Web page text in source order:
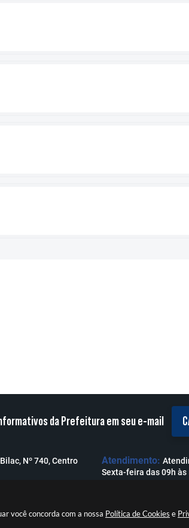
você concorda com a nossa Política de Cookies e
da Prefeitura em seu e-mail
Nº 740, Centro
Atendimento:
Sexta-feira das 09h às